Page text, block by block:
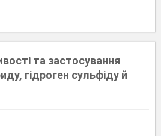
та застосування
гідроген сульфіду й